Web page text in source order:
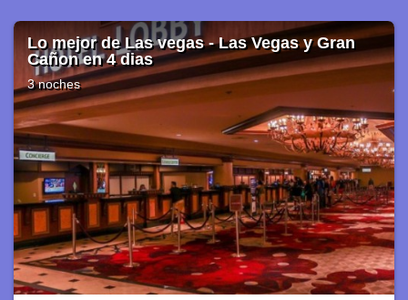
MIAMI Básico +Tour regular bus + Bay Tour
4 noches